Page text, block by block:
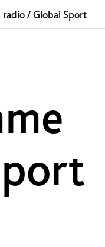
radio / Global Sport